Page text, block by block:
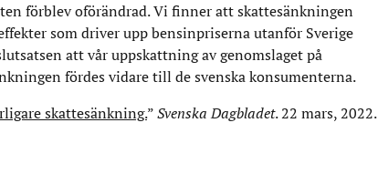
förblev oförändrad. Vi finner att skattesänkningen
som driver upp bensinpriserna utanför Sverige
att vår uppskattning av genomslaget på
fördes vidare till de svenska konsumenterna.
skattesänkning.”Svenska Dagbladet. 22 mars, 2022.